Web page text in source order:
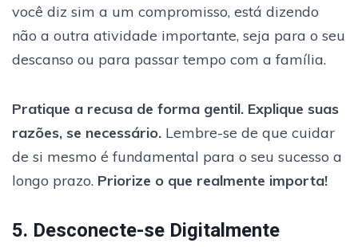
você diz sim a um compromisso, está dizendo
não a outra atividade importante, seja para o seu
descanso ou para passar tempo com a família.
Pratique a recusa de forma gentil. Explique suas
razões, se necessário. Lembre-se de que cuidar
de si mesmo é fundamental para o seu sucesso a
longo prazo. Priorize o que realmente importa!
5. Desconecte-se Digitalmente